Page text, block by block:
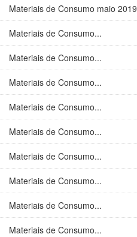
Materiais de Consumo maio 2019
Materiais de Consumo...
Materiais de Consumo...
Materiais de Consumo...
Materiais de Consumo...
Materiais de Consumo...
Materiais de Consumo...
Materiais de Consumo...
Materiais de Consumo...
Materiais de Consumo...